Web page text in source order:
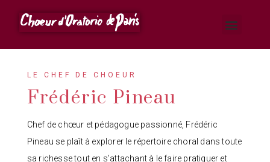
LE CHEF DE CHOEUR
Frédéric Pineau
Chef de chœur et pédagogue passionné, Frédéric
Pineau se plaît à explorer le répertoire choral dans toute
sa richesse tout en s’attachant à le faire pratiquer et